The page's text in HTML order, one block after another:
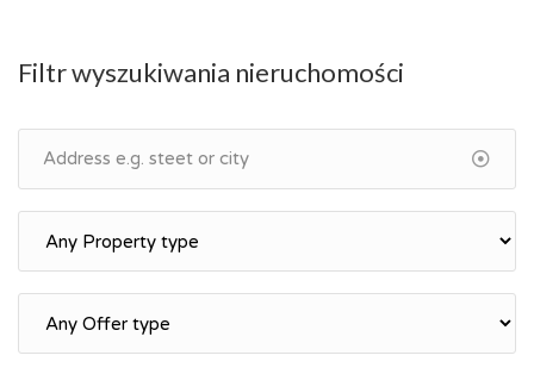
Filtr wyszukiwania nieruchomości